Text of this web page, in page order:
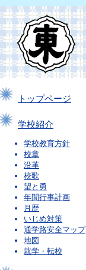
トップページ
学校紹介
学校教育方針
校章
沿革
校歌
望と勇
年間行事計画
月歴
いじめ対策
通学路安全マップ
地図
就学・転校